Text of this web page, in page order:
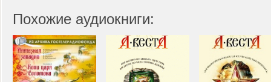
Похожие аудиокниги: